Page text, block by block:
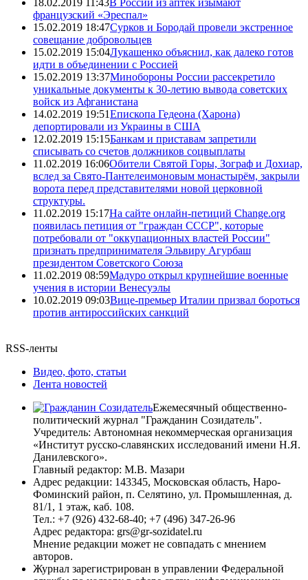
французский «Эреспал»
15.02.2019 18:47Сурков и Бородай провели экстренное
совещание добровольцев
15.02.2019 15:04Лукашенко объяснил, как далеко готов
идти в объединении с Россией
15.02.2019 13:37Минобороны России рассекретило
уникальные документы к 30-летию вывода советских
войск из Афганистана
14.02.2019 19:51Епископа Гедеона (Харона)
депортировали из Украины в США
12.02.2019 15:15Банкам и приставам запретили
списывать со счетов должников соцвыплаты
11.02.2019 16:06Обители Святой Горы, Зограф и Дохиар,
вслед за Свято-Пантелеимоновым монастырём, закрыли
ворота перед представителями новой церковной
структуры.
11.02.2019 15:17На сайте онлайн-петиций Change.org
появилась петиция от "граждан СССР", которые
потребовали от "оккупационных властей России"
признать предпринимателя Эльвиру Агурбаш
президентом Советского Союза
11.02.2019 08:59Мадуро открыл крупнейшие военные
учения в истории Венесуэлы
10.02.2019 09:03Вице-премьер Италии призвал бороться
против антироссийских санкций
RSS-ленты
Видео, фото, статьи
Лента новостей
Ежемесячный общественно-
политический журнал "Гражданин Созидатель".
Учредитель: Автономная некоммерческая организация
«Институт русско-славянских исследований имени Н.Я.
Данилевского».
Главный редактор: М.В. Мазари
Адрес редакции: 143345, Московская область, Наро-
Фоминский район, п. Селятино, ул. Промышленная, д.
81/1, 1 этаж, каб. 108.
Тел.: +7 (926) 432-68-40; +7 (496) 347-26-96
Адрес редактора: grs@gr-sozidatel.ru
Мнение редакции может не совпадать с мнением
авторов.
Журнал зарегистрирован в управлении Федеральной